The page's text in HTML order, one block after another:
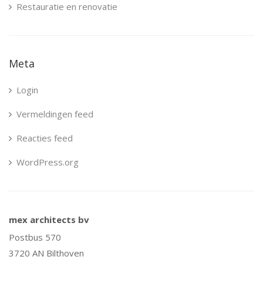
Restauratie en renovatie
Meta
Login
Vermeldingen feed
Reacties feed
WordPress.org
mex architects bv
Postbus 570
3720 AN Bilthoven